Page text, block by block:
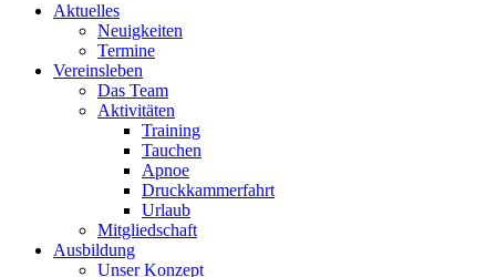
Aktuelles
Neuigkeiten
Termine
Vereinsleben
Das Team
Aktivitäten
Training
Tauchen
Apnoe
Druckkammerfahrt
Urlaub
Mitgliedschaft
Ausbildung
Unser Konzept